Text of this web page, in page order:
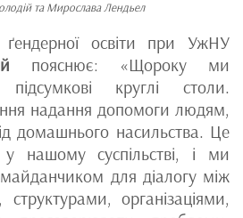
та Мирослава Лендьел
ґендерної освіти при УжНУ
пояснює: «Щороку ми
круглі столи.
надання допомоги людям,
домашнього насильства. Це
нашому суспільстві, і ми
для діалогу між
організаціями,